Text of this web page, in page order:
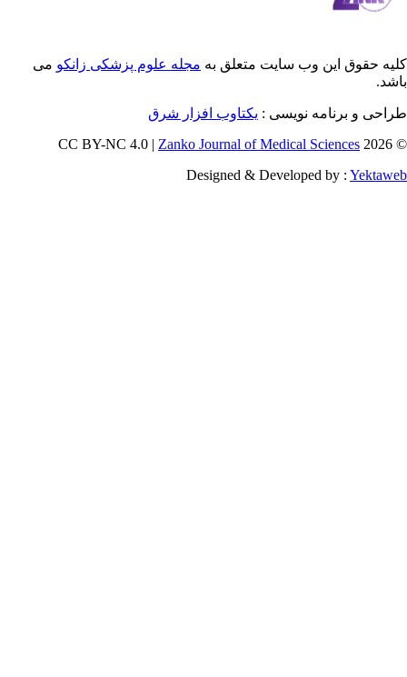
این وب سایت متعلق به مجله علوم پزشکی زانکومی
نویسی :یکتاوب افزار شرق
Zanko Journal of Medical
Designed & Developed by :